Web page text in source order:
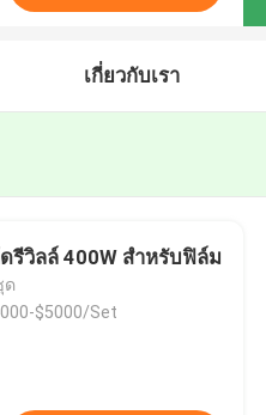
เกี่ยวกับเรา
รีวิลล์ 400W สําหรับฟิล์ม
ด
$5000/Set